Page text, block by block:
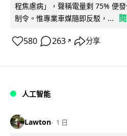
程焦慮病」，聲稱電量剩 75% 便
制令。惟專業車媒隨即反駁，...
580 263 ↗ 分享
人工智能
Lawton 1 日